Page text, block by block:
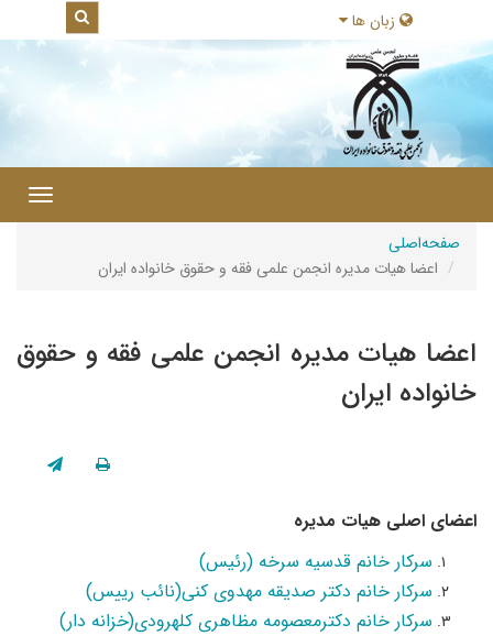
زبان ها
صفحه‌اصلی
اعضا هیات مدیره انجمن علمی فقه و حقوق خانواده ایران
اعضا هیات مدیره انجمن علمی فقه و حقوق
خانواده ایران
اعضای اصلی هیات مدیره
سرکار خانم قدسیه سرخه (رئیس)
سرکار خانم دکتر صدیقه مهدوی کنی(نائب رییس)
سرکار خانم دکترمعصومه مظاهری کلهرودی(خزانه دار)